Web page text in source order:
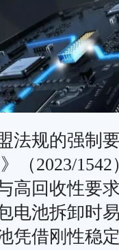
法规的强制
（2023/
高回收性要
电池拆卸时
凭借刚性稳